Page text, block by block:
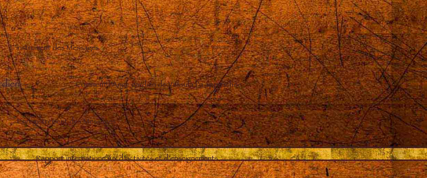
L’instrument des Messages
– Comment l’Ange gardien de Vassula l’a approchée
Enregistrement des Messages
Rapport internationnaux d’activités et d’enseignements